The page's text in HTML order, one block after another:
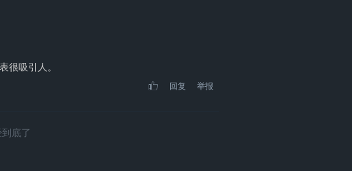
很吸引人。
回复 举报
底了